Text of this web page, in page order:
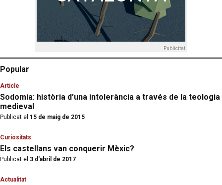
Publicitat
Popular
Article
Sodomia: història d’una intolerància a través de la teologia
medieval
Publicat el 15 de maig de 2015
Curiositats
Els castellans van conquerir Mèxic?
Publicat el 3 d'abril de 2017
Actualitat